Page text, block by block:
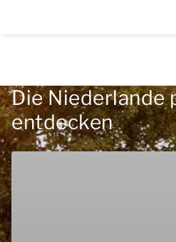
Die Niederlande
entdecken